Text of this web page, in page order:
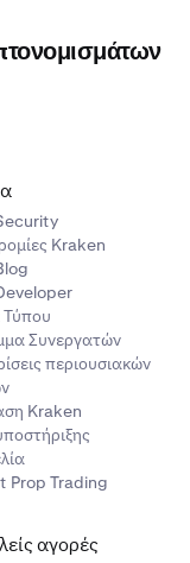
Kraken
Τύπου
Συνεργατών
περιουσιακών
Kraken
Prop Trading
αγορές